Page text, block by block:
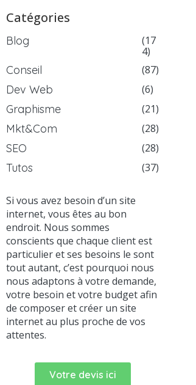
Catégories
Blog
(17
4)
Conseil (87)
Dev Web (6)
Graphisme (21)
Mkt&Com (28)
SEO (28)
Tutos (37)
Si vous avez besoin d’un site
internet, vous êtes au bon
endroit. Nous sommes
conscients que chaque client est
particulier et ses besoins le sont
tout autant, c’est pourquoi nous
nous adaptons à votre demande,
votre besoin et votre budget afin
de composer et créer un site
internet au plus proche de vos
attentes.
Votre devis ici